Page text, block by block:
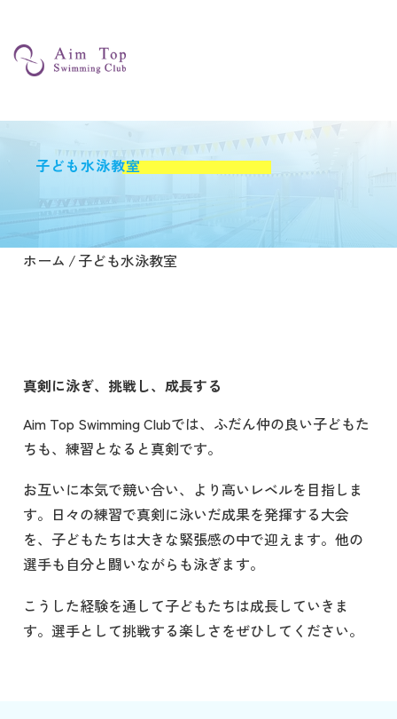
ホーム /子ども水泳教室
真剣に泳ぎ、挑戦し、成長する
Aim Top Swimming Clubでは、ふだん仲の良い子どもた
ちも、練習となると真剣です。
お互いに本気で競い合い、より高いレベルを目指しま
す。日々の練習で真剣に泳いだ成果を発揮する大会
を、子どもたちは大きな緊張感の中で迎えます。他の
選手も自分と闘いながらも泳ぎます。
こうした経験を通して子どもたちは成長していきま
す。選手として挑戦する楽しさをぜひしてください。
子ども水泳教室